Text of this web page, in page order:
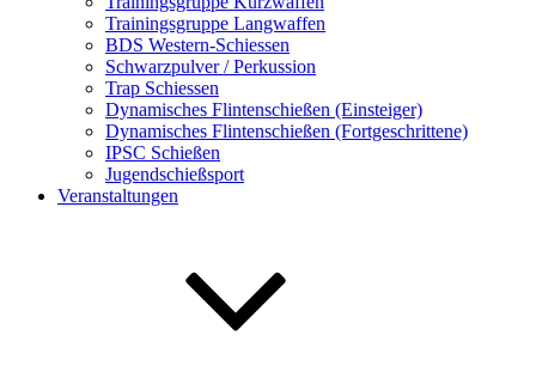
Trainingsgruppe Langwaffen
BDS Western-Schiessen
Schwarzpulver / Perkussion
Trap Schiessen
Dynamisches Flintenschießen (Einsteiger)
Dynamisches Flintenschießen (Fortgeschrittene)
IPSC Schießen
Jugendschießsport
Veranstaltungen